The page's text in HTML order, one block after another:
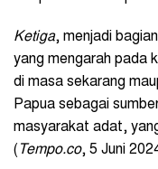
Ketiga, menjadi
yang mengarah pada
di masa sekarang
Papua sebagai
masyarakat adat,
( Tempo.co, 5 Juni